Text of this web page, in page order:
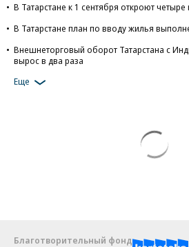
В Татарстане к 1 сентября откроют
В Татарстане план по вводу жилья
Внешнеторговый оборот Татарстана с
вырос в два раза
Еще
Благотворительный фонд